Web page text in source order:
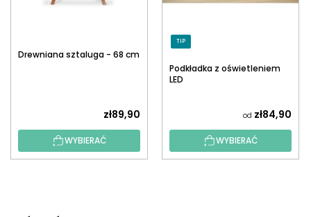
Drewniana sztaluga - 68 cm
zł89,90
WYBIERAĆ
TIP
Podkładka z oświetleniem
LED
od zł84,90
WYBIERAĆ